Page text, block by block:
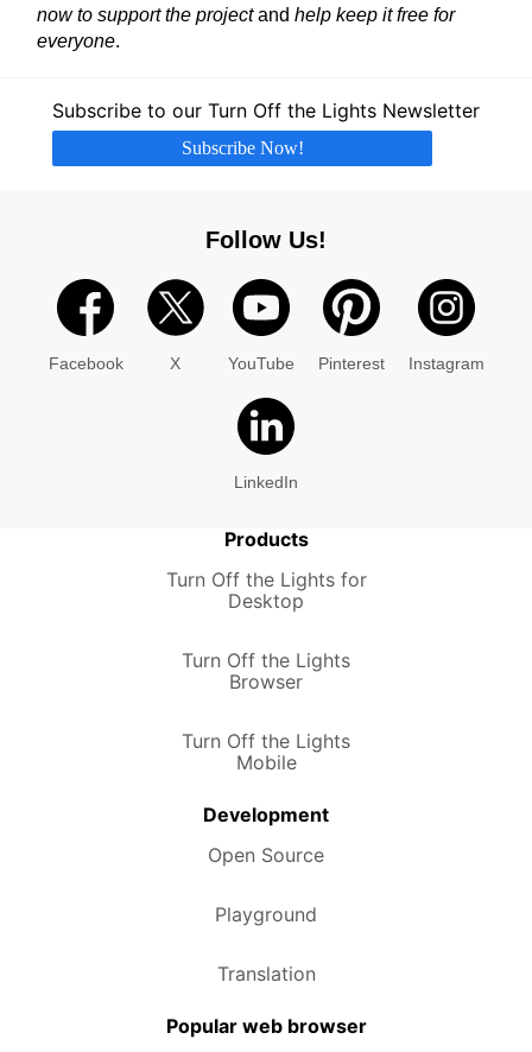
now to support the projectand help keep it free for
everyone.
Subscribe to our Turn Off the Lights Newsletter
Subscribe Now!
Follow Us!
Facebook X YouTube Pinterest Instagram
LinkedIn
Products
Turn Off the Lights for
Desktop
Turn Off the Lights
Browser
Turn Off the Lights
Mobile
Development
Open Source
Playground
Translation
Popular web browser